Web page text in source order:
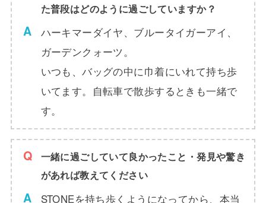
た普段はどのように過ごしていますか？
ハーキマーダイヤ、ブルータイガーアイ、
ガーデンクォーツ。
いつも、バッグの中に巾着にいれて持ち歩
いてます。自転車で散歩するときも一緒で
す。
一緒に過ごしていて良かったこと・発見や驚き
があれば教えてください
STONEを持ち歩くようになってから、本当